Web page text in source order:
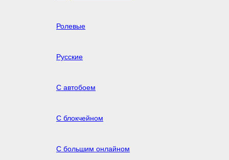
Ролевые
Русские
С автобоем
С блокчейном
С большим онлайном